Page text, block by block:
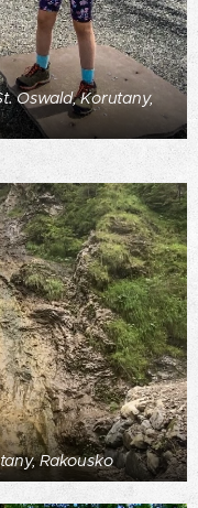
Oswald, Korutany,
Rakousko